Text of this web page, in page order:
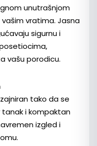
unutrašnjom
vratima. Jasna
sigurnu i
vašu porodicu.
tako da se
tanak i kompaktan
izgled i